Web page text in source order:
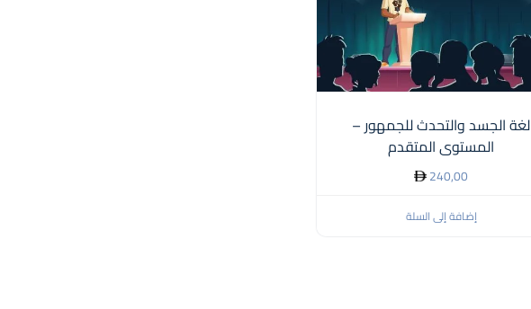
لغة الجسد والتحدث للجمهور –
المستوى المتقدم
240,00
إضافة إلى السلة